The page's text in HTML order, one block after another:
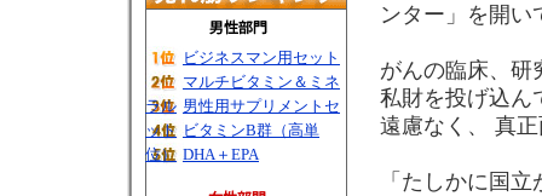
ンター」を開い
がんの臨床、研
私財を投げ込ん
遠慮なく、 真
「たしかに国
ビジネスマン用セット
マルチビタミン＆ミネ
ラル 男性用サプリメントセ
ット ビタミンB群（高単
位） DHA＋EPA